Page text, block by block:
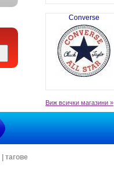
Converse
Виж всички магазини »
тагове